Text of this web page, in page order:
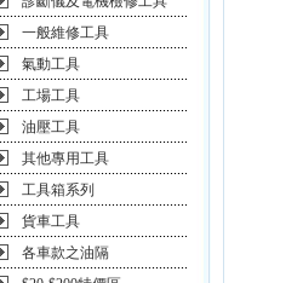
一般維修工具
氣動工具
工場工具
油壓工具
其他專用工具
工具箱系列
貨車工具
各車款之油隔